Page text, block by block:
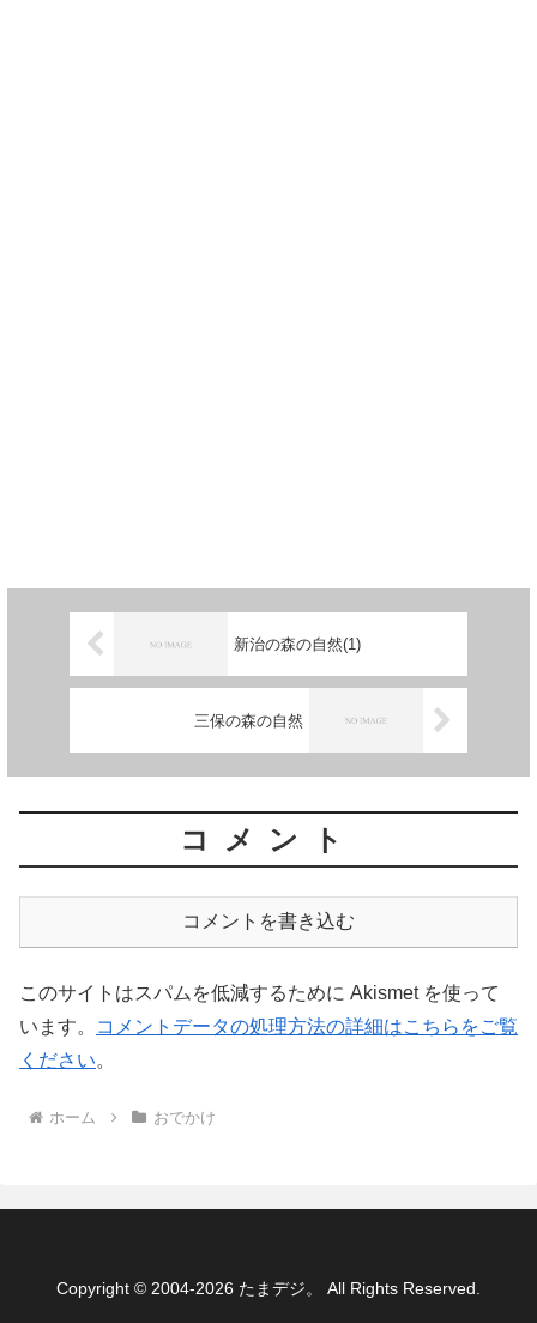
新治の森の自然(1)
三保の森の自然
コメント
コメントを書き込む
このサイトはスパムを低減するために Akismet を使って
います。
コメントデータの処理方法の詳細はこちらをご覧
ください。
ホーム おでかけ
Copyright © 2004-2026 たまデジ。 All Rights Reserved.